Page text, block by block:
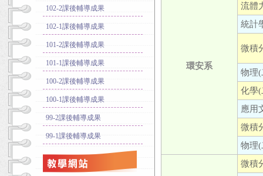
102-2課後輔導成果
102-1課後輔導成果
101-2課後輔導成果
101-1課後輔導成果
100-2課後輔導成果
100-1課後輔導成果
99-2課後輔導成果
99-1課後輔導成果
環安系
流體
統計
微積
物理(
化學(
應用
微積
物理(
微積